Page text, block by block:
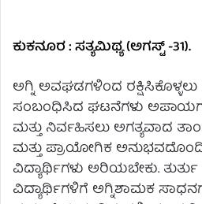
ಕುಕನೂರ : ಸತ್ಯಮಿಥ್ಯ (ಅಗಸ್ಟ್ -31).
ಅಗ್ನಿ ಅವಘಡಗಳಿಂದ ರಕ್ಷಿಸಿಕೊಳ್ಳಲು
ಸಂಬಂಧಿಸಿದ ಘಟನೆಗಳು
ಮತ್ತು ನಿರ್ವಹಿಸಲು ಅಗತ್ಯವಾದ
ಮತ್ತು ಪ್ರಾಯೋಗಿಕ
ವಿದ್ಯಾರ್ಥಿಗಳು ಅರಿಯಬೇಕು.
ವಿದ್ಯಾರ್ಥಿಗಳಿಗೆ ಅಗ್ನಿಶಾಮಕ